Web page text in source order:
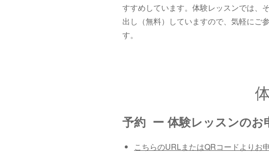
すすめしています。体験レッスンでは、
出し（無料）していますので、気軽にご
す。
予約 ー 体験レッスンのお
こちらのURLまたはQRコードよりお